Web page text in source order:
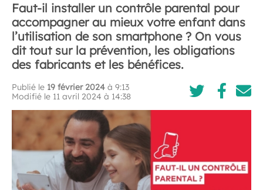
Faut-il installer un contrôle parental pour
accompagner au mieux votre enfant dans
l’utilisation de son smartphone ? On vous
dit tout sur la prévention, les obligations
des fabricants et les bénéfices.
Publié le 19 février 2024 à 9:13
Modifié le 11 avril 2024 à 14:38